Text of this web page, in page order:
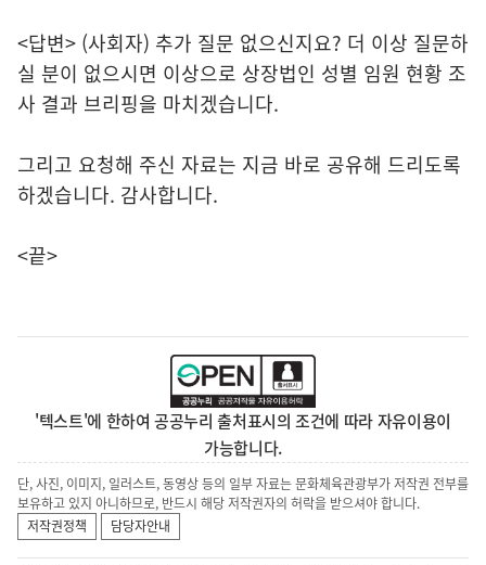
<답변> (사회자) 추가 질문 없으신지요? 더 이상 질문하
실 분이 없으시면 이상으로 상장법인 성별 임원 현황 조
사 결과 브리핑을 마치겠습니다.
그리고 요청해 주신 자료는 지금 바로 공유해 드리도록
하겠습니다. 감사합니다.
<끝>
'텍스트'에 한하여 공공누리 출처표시의 조건에 따라 자유이용이
가능합니다.
단, 사진, 이미지, 일러스트, 동영상 등의 일부 자료는 문화체육관광부가 저작권 전부를
보유하고 있지 아니하므로, 반드시 해당 저작권자의 허락을 받으셔야 합니다.
저작권정책
담당자안내